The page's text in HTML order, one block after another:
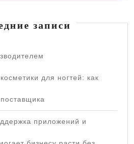
записи
для ногтей: как
приложений и